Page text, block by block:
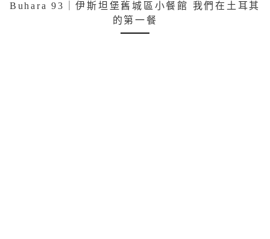
Buhara 93｜伊斯坦堡舊城區小餐館 我們在土耳其
的第一餐